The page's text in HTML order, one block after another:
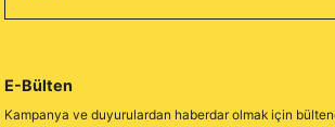
E-Bülten
Kampanya ve duyurulardan haberdar olmak için